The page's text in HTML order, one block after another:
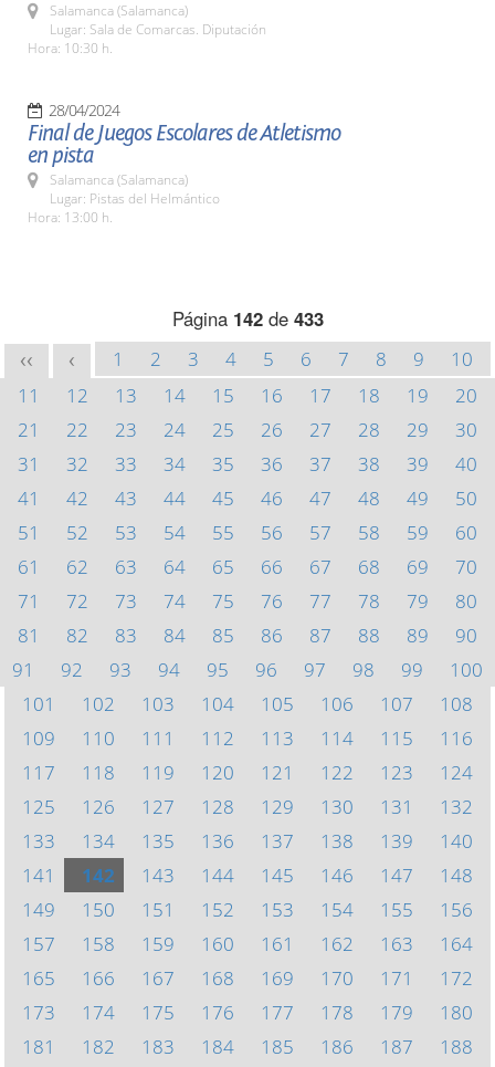
Salamanca (Salamanca)
Lugar: Sala de Comarcas. Diputación
Hora: 10:30 h.
28/04/2024
Final de Juegos Escolares de Atletismo
en pista
Salamanca (Salamanca)
Lugar: Pistas del Helmántico
Hora: 13:00 h.
Página 142de 433
<< < 1 2 3 4 5 6 7 8 9
10
11
12 13 14 15 16 17 18 19
20
21
22 23 24 25 26 27 28 29
30
31
32 33 34 35 36 37 38 39
40
41
42 43 44 45 46 47 48 49
50
51
52 53 54 55 56 57 58 59
60
61
62 63 64 65 66 67 68 69
70
71
72 73 74 75 76 77 78 79
80
81
82 83 84 85 86 87 88 89
90
91
92 93 94 95 96 97 98 99
100
101
102 103 104 105 106 107
108
109
110 111 112 113 114 115
116
117
118 119 120 121 122 123
124
125
126 127 128 129 130 131
132
133
134 135 136 137 138 139
140
141
142 143 144 145 146 147
148
149
150 151 152 153 154 155
156
157
158 159 160 161 162 163
164
165
166 167 168 169 170 171
172
173
174 175 176 177 178 179
180
181
182 183 184 185 186 187
188